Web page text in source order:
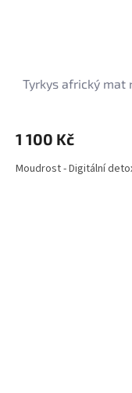
Tyrkys africký mat
1 100 Kč
Moudrost - Digitální